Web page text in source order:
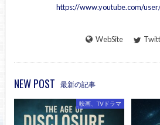
https://www.youtube.com/
WebSite
NEW POST 最新の記事
映画、TVドラマ